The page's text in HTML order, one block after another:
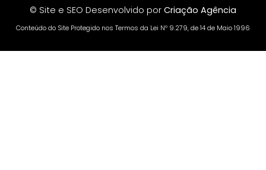
© Site e SEO Desenvolvido por Criação Agência
Conteúdo do Site Protegido nos Termos da Lei Nº 9.279, de 14 de Maio 1996